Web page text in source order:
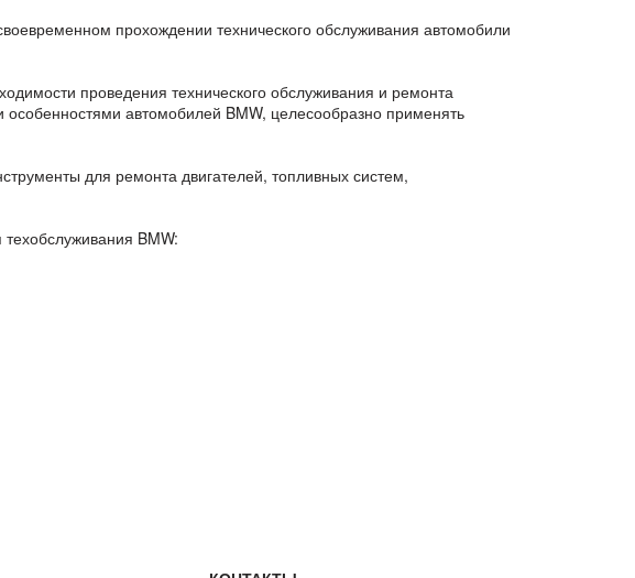
прохождении технического обслуживания автомобили
проведения технического обслуживания и ремонта
особенностями автомобилей BMW, целесообразно применять
для ремонта двигателей, топливных систем,
BMW: